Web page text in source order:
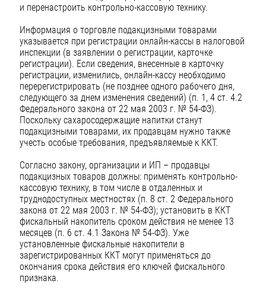
и перенастроить контрольно-кассовую технику.
Информация о торговле подакцизными товарами
указывается при регистрации онлайн-кассы в налоговой
инспекции (в заявлении о регистрации, карточке
регистрации). Если сведения, внесенные в карточку
регистрации, изменились, онлайн-кассу необходимо
перерегистрировать (не позднее одного рабочего дня,
следующего за днем изменения сведений) (п. 1, 4 ст. 4.2
Федерального закона от 22 мая 2003 г. № 54-ФЗ).
Поскольку сахаросодержащие напитки станут
подакцизными товарами, их продавцам нужно также
учесть особые требования, предъявляемые к ККТ.
Согласно закону, организации и ИП – продавцы
подакцизных товаров должны: применять контрольно-
кассовую технику, в том числе в отдаленных и
труднодоступных местностях (п. 8 ст. 2 Федерального
закона от 22 мая 2003 г. № 54-ФЗ); установить в ККТ
фискальный накопитель сроком действия не менее 13
месяцев (п. 6 ст. 4.1 Закона № 54-ФЗ). Уже
установленные фискальные накопители в
зарегистрированных ККТ могут применяться до
окончания срока действия его ключей фискального
признака.